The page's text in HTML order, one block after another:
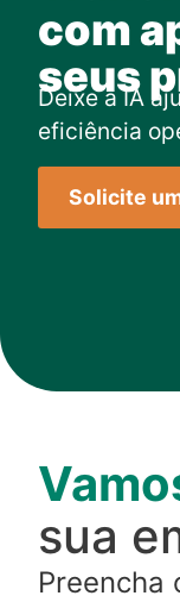
com
seus
Deixe a IA
eficiência
Solicite
sua
Preencha